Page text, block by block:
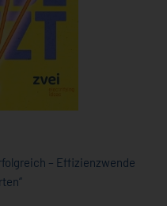
– Effizienzwende